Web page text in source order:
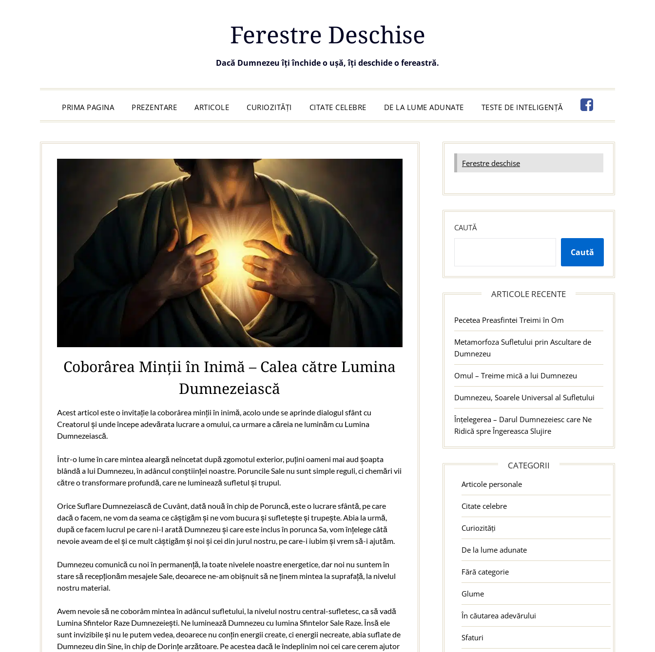
Ferestre Deschise
Dacă Dumnezeu îți închide o ușă, îți deschide o fereastră.
PRIMA PAGINA PREZENTARE ARTICOLE CURIOZITĂȚI CITATE CELEBRE DE LA LUME ADUNATE TESTE DE INTELIGENȚĂ
Coborârea Minții în Inimă – Calea către Lumina
Dumnezeiască
Acest articol este o invitație la coborârea minții în inimă, acolo unde se aprinde dialogul sfânt cu
Creatorul și unde începe adevărata lucrare a omului, ca urmare a căreia ne luminăm cu Lumina
Dumnezeiască.
Într-o lume în care mintea aleargă neîncetat după zgomotul exterior, puțini oameni mai aud șoapta
blândă a lui Dumnezeu, în adâncul conștiinței noastre. Poruncile Sale nu sunt simple reguli, ci chemări vii
către o transformare profundă, care ne luminează sufletul și trupul.
Orice Suflare Dumnezeiască de Cuvânt, dată nouă în chip de Poruncă, este o lucrare sfântă, pe care
dacă o facem, ne vom da seama ce câștigăm și ne vom bucura și sufletește și trupește. Abia la urmă,
după ce facem lucrul pe care ni-l arată Dumnezeu și care este inclus în porunca Sa, vom înțelege câtă
nevoie aveam de el și ce mult câștigăm și noi și cei din jurul nostru, pe care-i iubim și vrem să-i ajutăm.
Dumnezeu comunică cu noi în permanență, la toate nivelele noastre energetice, dar noi nu suntem în
stare să recepționăm mesajele Sale, deoarece ne-am obișnuit să ne ținem mintea la suprafață, la nivelul
nostru material.
Avem nevoie să ne coborâm mintea în adâncul sufletului, la nivelul nostru central-sufletesc, ca să vadă
Lumina Sfintelor Raze Dumnezeiești. Ne luminează Dumnezeu cu lumina Sfintelor Sale Raze. Însă ele
sunt invizibile și nu le putem vedea, deoarece nu conțin energii create, ci energii necreate, abia suflate de
Dumnezeu din Sine, în chip de Dorințe arzătoare. Pe acestea dacă le îndeplinim noi cei care cerem ajutor
Ferestre deschise
CAUTĂ
Caută
ARTICOLE RECENTE
Pecetea Preasfintei Treimi în Om
Metamorfoza Sufletului prin Ascultare de
Dumnezeu
Omul – Treime mică a lui Dumnezeu
Dumnezeu, Soarele Universal al Sufletului
Înțelegerea – Darul Dumnezeiesc care Ne
Ridică spre Îngereasca Slujire
CATEGORII
Articole personale
Citate celebre
Curiozități
De la lume adunate
Fără categorie
Glume
În căutarea adevărului
Sfaturi